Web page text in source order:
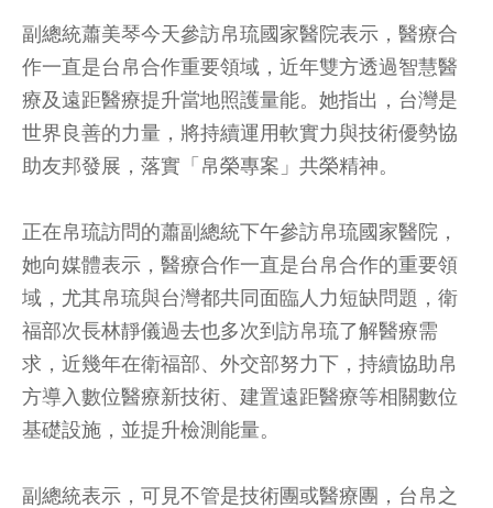
副總統蕭美琴今天參訪帛琉國家醫院表示，醫療合
作一直是台帛合作重要領域，近年雙方透過智慧醫
療及遠距醫療提升當地照護量能。她指出，台灣是
世界良善的力量，將持續運用軟實力與技術優勢協
助友邦發展，落實「帛榮專案」共榮精神。
正在帛琉訪問的蕭副總統下午參訪帛琉國家醫院，
她向媒體表示，醫療合作一直是台帛合作的重要領
域，尤其帛琉與台灣都共同面臨人力短缺問題，衛
福部次長林靜儀過去也多次到訪帛琉了解醫療需
求，近幾年在衛福部、外交部努力下，持續協助帛
方導入數位醫療新技術、建置遠距醫療等相關數位
基礎設施，並提升檢測能量。
副總統表示，可見不管是技術團或醫療團，台帛之